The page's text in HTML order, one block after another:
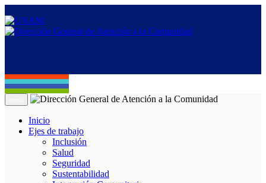
Inicio
Ejes de trabajo
Inclusión
Salud
Seguridad
Sustentabilidad